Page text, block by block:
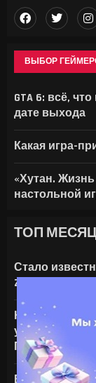
ВЫБОР
GTA 6: всё,
дате выхода
Какая игра-
«Хутан.
настольной
ТОП
Стало
Zero Company
На что только
установил
ПК с RTX 4080
Все амулеты и